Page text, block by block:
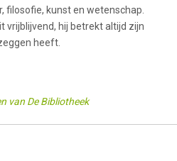
filosofie, kunst en wetenschap.
vrijblijvend, hij betrekt altijd zijn
heeft.
van De Bibliotheek